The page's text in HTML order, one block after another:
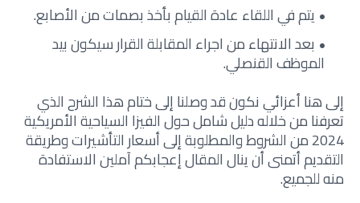
يتم في اللقاء عادة القيام بأخذ بصمات من الأصابع.
بعد الانتهاء من اجراء المقابلة القرار سيكون بيد
الموظف القنصلي.
إلى هنا أعزائي نكون قد وصلنا إلى ختام هذا الشرح الذي
تعرفنا من خلاله دليل شامل حول الفيزا السياحية الأمريكية
2024 من الشروط والمطلوبة إلى أسعار التأشيرات وطريقة
التقديم أتمنى أن ينال المقال إعجابكم آملين الاستفادة
منه للجميع.